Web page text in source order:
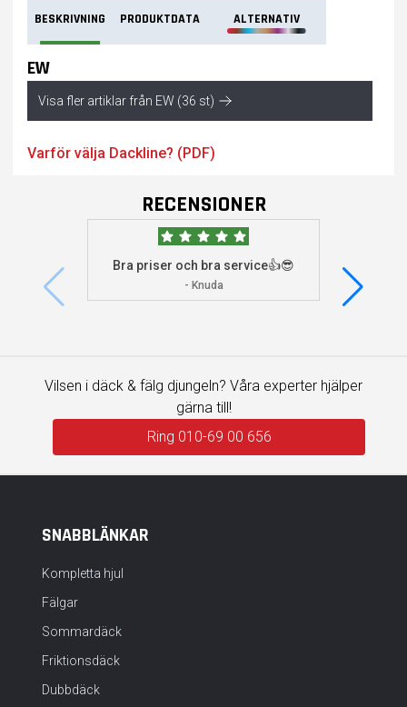
BESKRIVNING PRODUKTDATA ALTERNATIV
EW
Visa fler artiklar från EW (36 st)
Varför välja Dackline? (PDF)
RECENSIONER
Bra priser och bra service👍😎
- Knuda
Vilsen i däck & fälg djungeln? Våra experter hjälper
gärna till!
Ring 010-69 00 656
SNABBLÄNKAR
Kompletta hjul
Fälgar
Sommardäck
Friktionsdäck
Dubbdäck